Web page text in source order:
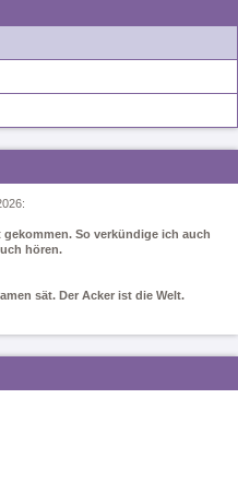
So verkündige ich auch
hören.
sät. Der Acker ist die Welt.